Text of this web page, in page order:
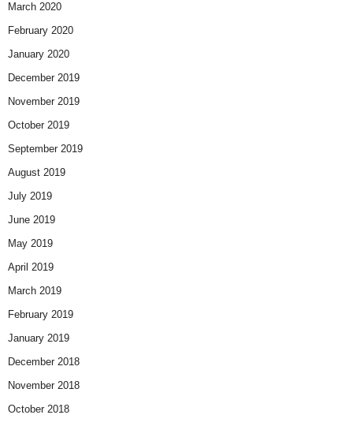
March 2020
February 2020
January 2020
December 2019
November 2019
October 2019
September 2019
August 2019
July 2019
June 2019
May 2019
April 2019
March 2019
February 2019
January 2019
December 2018
November 2018
October 2018